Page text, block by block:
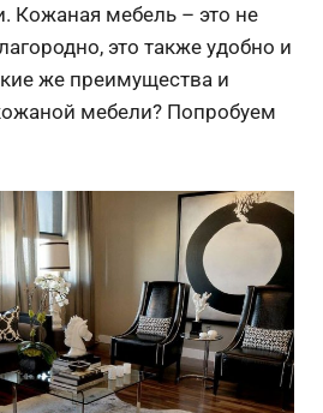
Кожаная мебель – это не
это также удобно и
же преимущества и
мебели? Попробуем